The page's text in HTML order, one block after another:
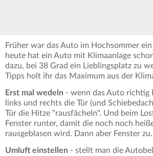
Früher war das Auto im Hochsommer
heute hat ein Auto mit Klimaanlage
dazu, bei 38 Grad ein Lieblingsplatz zu
Tipps holt ihr das Maximum aus der
Erst mal wedeln - wenn das Auto richtig
links und rechts die Tür (und
Tür die Hitze "rausfächeln". Und beim
Fenster runter, damit die noch noch
rausgeblasen wird. Dann aber Fenster zu.
Umluft einstellen - stellt man die